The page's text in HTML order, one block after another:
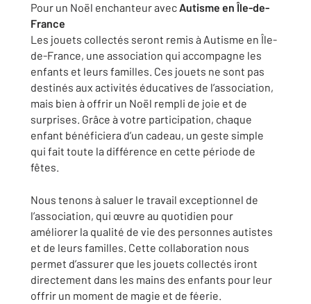
Pour un Noël enchanteur avec Autisme en Île-de-
France
Les jouets collectés seront remis à Autisme en Île-
de-France, une association qui accompagne les
enfants et leurs familles. Ces jouets ne sont pas
destinés aux activités éducatives de l’association,
mais bien à offrir un Noël rempli de joie et de
surprises. Grâce à votre participation, chaque
enfant bénéficiera d’un cadeau, un geste simple
qui fait toute la différence en cette période de
fêtes.
Nous tenons à saluer le travail exceptionnel de
l’association, qui œuvre au quotidien pour
améliorer la qualité de vie des personnes autistes
et de leurs familles. Cette collaboration nous
permet d’assurer que les jouets collectés iront
directement dans les mains des enfants pour leur
offrir un moment de magie et de féerie.